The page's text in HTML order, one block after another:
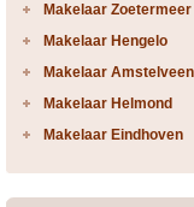
Makelaar Zoetermeer
Makelaar Hengelo
Makelaar Amstelveen
Makelaar Helmond
Makelaar Eindhoven